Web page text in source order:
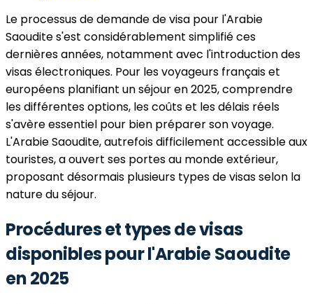
Le processus de demande de visa pour l'Arabie
Saoudite s'est considérablement simplifié ces
dernières années, notamment avec l'introduction des
visas électroniques. Pour les voyageurs français et
européens planifiant un séjour en 2025, comprendre
les différentes options, les coûts et les délais réels
s'avère essentiel pour bien préparer son voyage.
L'Arabie Saoudite, autrefois difficilement accessible aux
touristes, a ouvert ses portes au monde extérieur,
proposant désormais plusieurs types de visas selon la
nature du séjour.
Procédures et types de visas
disponibles pour l'Arabie Saoudite
en 2025